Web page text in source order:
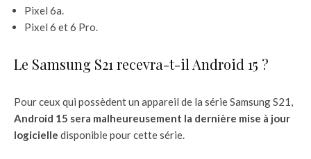
Pixel 6a.
Pixel 6 et 6 Pro.
Le Samsung S21 recevra-t-il Android 15 ?
Pour ceux qui possèdent un appareil de la série Samsung S21,
Android 15 sera malheureusement la dernière mise à jour
logicielle disponible pour cette série.